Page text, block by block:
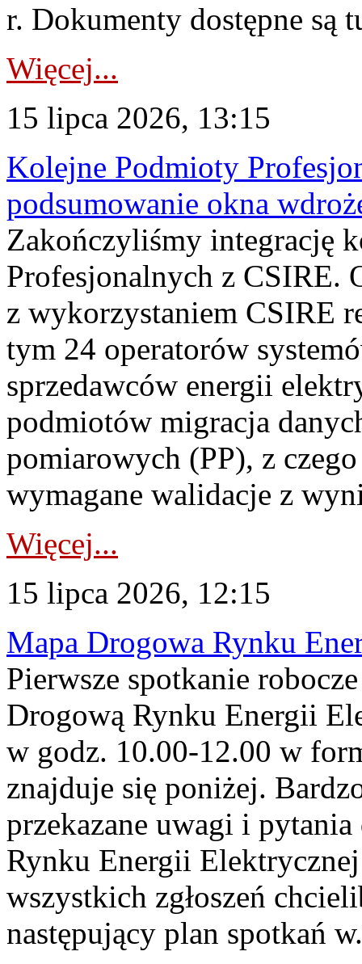
r. Dokumenty dostępne są
Więcej...
15 lipca 2026, 13:15
Kolejne Podmioty
podsumowanie okna
Zakończyliśmy integrację
Profesjonalnych z CSIRE.
z wykorzystaniem CSIRE
tym 24 operatorów
sprzedawców energii
podmiotów migracja
pomiarowych (PP), z
wymagane walidacje z
Więcej...
15 lipca 2026, 12:15
Mapa Drogowa Rynku
Pierwsze spotkanie
Drogową Rynku Energii
w godz. 10.00-12.00 w
znajduje się poniżej.
przekazane uwagi i
Rynku Energii
wszystkich zgłoszeń
następujący plan spotkań